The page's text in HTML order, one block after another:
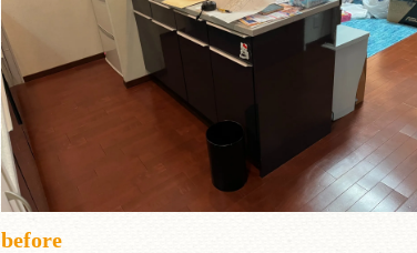
before